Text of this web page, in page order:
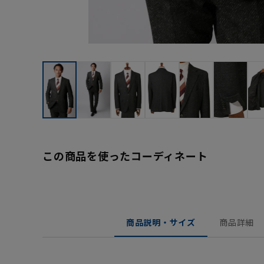
この商品を使ったコーディネート
商品説明・サイズ 商品詳細